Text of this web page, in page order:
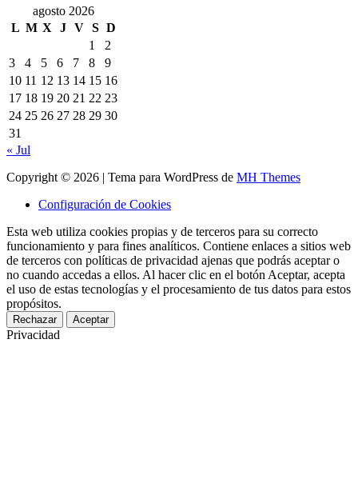
agosto 2026
L M X J V S D
1
2
3
4 5 6 7 8
9
10 11 12 13 14 15 16
17 18 19 20 21 22 23
24 25 26 27 28 29 30
31
« Jul
Copyright © 2026 | Tema para WordPress de MH Themes
Configuración de Cookies
Esta web utiliza cookies propias y de terceros para su correcto
funcionamiento y para fines analíticos. Contiene enlaces a sitios web
de terceros con políticas de privacidad ajenas que podrás aceptar o
no cuando accedas a ellos. Al hacer clic en el botón Aceptar, acepta
el uso de estas tecnologías y el procesamiento de tus datos para estos
propósitos.
Rechazar Aceptar
Privacidad